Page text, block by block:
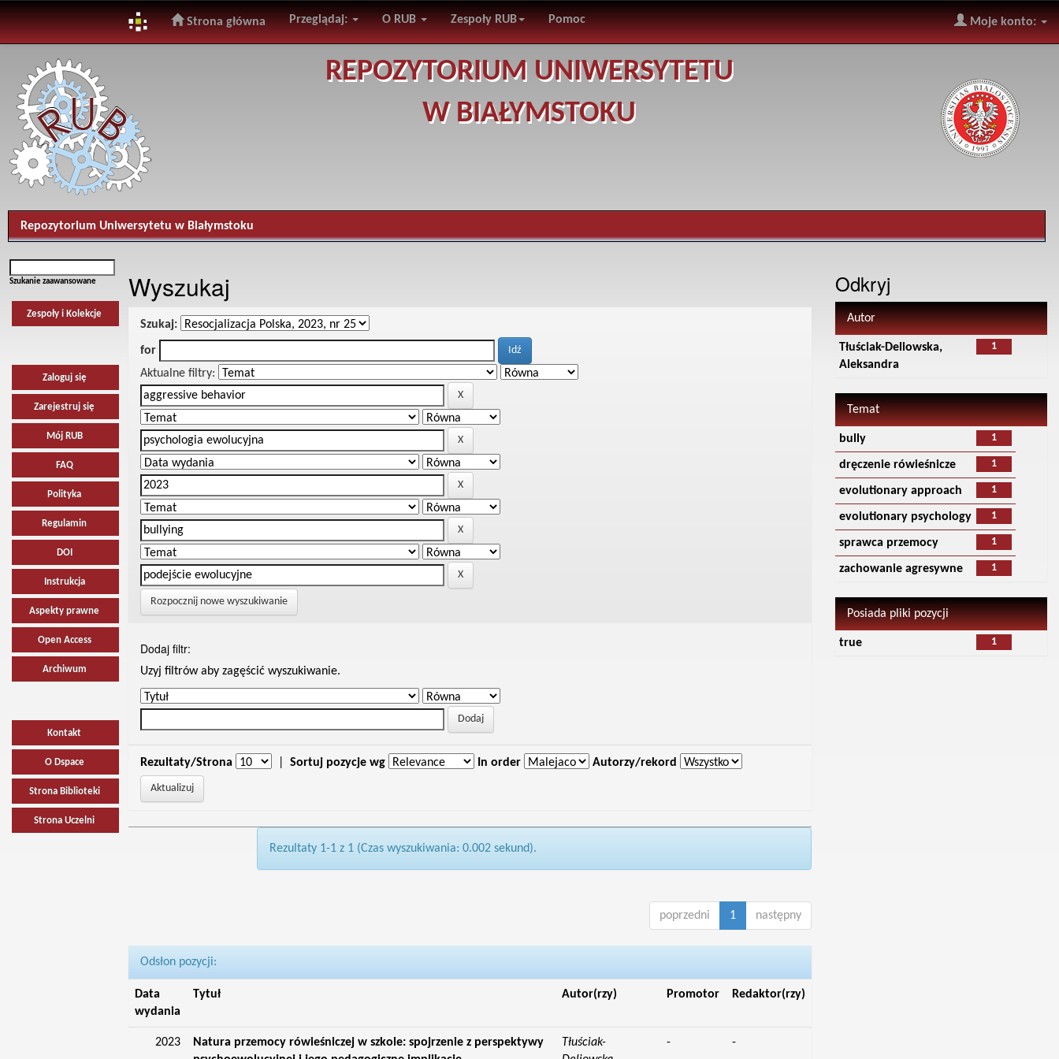
navigation
Strona główna Przeglądaj: O RUB Zespoły RUB Pomoc Moje konto:
REPOZYTORIUM UNIWERSYTETU
W BIAŁYMSTOKU
Repozytorium Uniwersytetu w Białymstoku
Szukanie zaawansowane
Zespoły i Kolekcje
Zaloguj się
Zarejestruj się
Mój RUB
FAQ
Polityka
Regulamin
DOI
Instrukcja
Aspekty prawne
Open Access
Archiwum
Kontakt
O Dspace
Strona Biblioteki
Strona Uczelni
Wyszukaj
Szukaj:
for
Aktualne filtry:
Rozpocznij nowe wyszukiwanie
Dodaj filtr:
Uzyj filtrów aby zagęścić wyszukiwanie.
Rezultaty/Strona Sortuj pozycje wg In order Autorzy/rekord
Rezultaty 1-1 z 1 (Czas wyszukiwania: 0.002 sekund).
poprzedni 1 następny
Odsłon pozycji:
Data
wydania
Tytuł Autor(rzy) Promotor Redaktor(rzy)
2023
Natura przemocy rówieśniczej w szkole: spojrzenie z perspektywy
Tłuściak-
- -
Odkryj
Autor
1
Tłuściak-Deliowska,
Aleksandra
Temat
1
bully
1
dręczenie rówieśnicze
1
evolutionary approach
1
evolutionary psychology
1
sprawca przemocy
1
zachowanie agresywne
Posiada pliki pozycji
1
true